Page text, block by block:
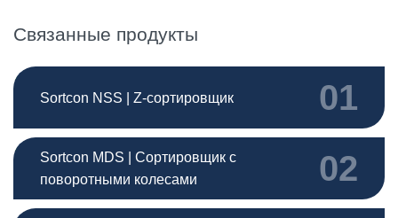
Связанные продукты
Sortcon NSS | Z-сортировщик 01
Sortcon MDS | Сортировщик с
поворотными колесами
02